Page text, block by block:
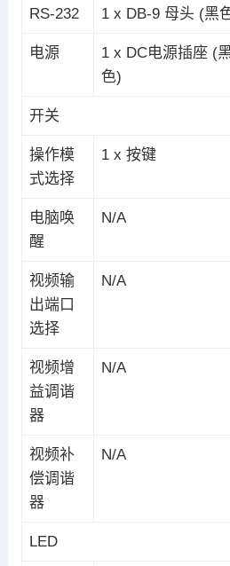
RS-232 1 x DB-9 母头 (黑
电源
1 x DC电源插座 (
色)
开关
操作模
式选择
1 x 按键
电脑唤
醒
N/A
视频输
出端口
选择
N/A
视频增
益调谐
器
N/A
视频补
偿调谐
器
N/A
LED